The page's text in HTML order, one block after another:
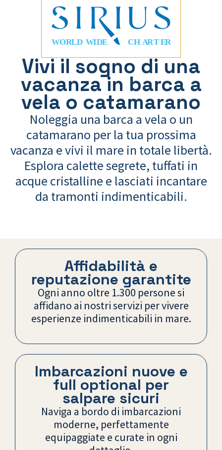
Vivi il sogno di una
vacanza in barca a
vela o catamarano
Noleggia una barca a vela o un
catamarano per la tua prossima
vacanza e vivi il mare in totale libertà.
Esplora calette segrete, tuffati in
acque cristalline e lasciati incantare
da tramonti indimenticabili.
Affidabilità e
reputazione garantite
Ogni anno oltre 1.300 persone si
affidano ai nostri servizi per vivere
esperienze indimenticabili in mare.
Imbarcazioni nuove e
full optional per
salpare sicuri
Naviga a bordo di imbarcazioni
moderne, perfettamente
equipaggiate e curate in ogni